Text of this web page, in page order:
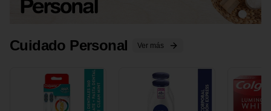
Cuidado Personal Ver más